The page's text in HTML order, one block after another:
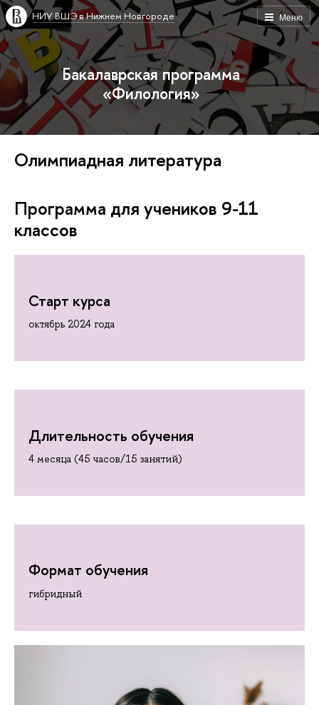
Меню
НИУ ВШЭ в Нижнем Новгороде
Бакалаврская программа
«Филология»
Олимпиадная литература
Программа для учеников 9-11
классов
Старт курса
октябрь 2024 года
Длительность обучения
4 месяца (45 часов/15 занятий)
Формат обучения
гибридный